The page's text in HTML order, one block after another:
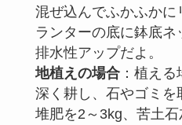
混ぜ込んでふかふか
ランターの底に鉢底ネ
排水性アップだよ。
地植えの場合：植える
深く耕し、石やゴミを
堆肥を2～3kg、苦土